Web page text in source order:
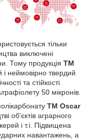
тільки
виключені
Тому продукція ТМ
і неймовірно твердий
та стійкості
50 мікронів.
ТМ Oscar
об'єктів аграрного
і т.і. Підвищена
ударних навантажень, а